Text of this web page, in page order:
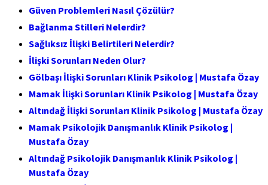
Güven Problemleri Nasıl Çözülür?
Bağlanma Stilleri Nelerdir?
Sağlıksız İlişki Belirtileri Nelerdir?
İlişki Sorunları Neden Olur?
Gölbaşı İlişki Sorunları Klinik Psikolog | Mustafa Özay
Mamak İlişki Sorunları Klinik Psikolog | Mustafa Özay
Altındağ İlişki Sorunları Klinik Psikolog | Mustafa Özay
Mamak Psikolojik Danışmanlık Klinik Psikolog |
Mustafa Özay
Altındağ Psikolojik Danışmanlık Klinik Psikolog |
Mustafa Özay